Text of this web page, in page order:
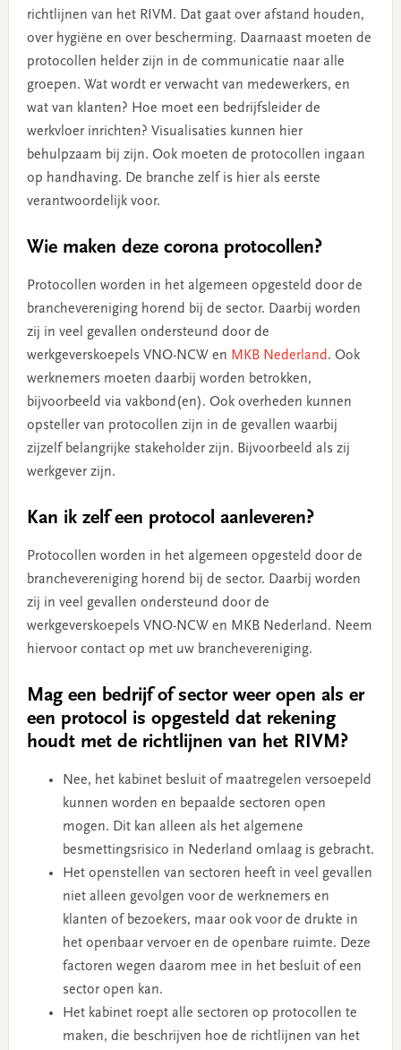
richtlijnen van het RIVM. Dat gaat over afstand houden,
over hygiëne en over bescherming. Daarnaast moeten de
protocollen helder zijn in de communicatie naar alle
groepen. Wat wordt er verwacht van medewerkers, en
wat van klanten? Hoe moet een bedrijfsleider de
werkvloer inrichten? Visualisaties kunnen hier
behulpzaam bij zijn. Ook moeten de protocollen ingaan
op handhaving. De branche zelf is hier als eerste
verantwoordelijk voor.
Wie maken deze corona protocollen?
Protocollen worden in het algemeen opgesteld door de
branchevereniging horend bij de sector. Daarbij worden
zij in veel gevallen ondersteund door de
werkgeverskoepels VNO-NCW en MKB Nederland. Ook
werknemers moeten daarbij worden betrokken,
bijvoorbeeld via vakbond(en). Ook overheden kunnen
opsteller van protocollen zijn in de gevallen waarbij
zijzelf belangrijke stakeholder zijn. Bijvoorbeeld als zij
werkgever zijn.
Kan ik zelf een protocol aanleveren?
Protocollen worden in het algemeen opgesteld door de
branchevereniging horend bij de sector. Daarbij worden
zij in veel gevallen ondersteund door de
werkgeverskoepels VNO-NCW en MKB Nederland. Neem
hiervoor contact op met uw branchevereniging.
Mag een bedrijf of sector weer open als er
een protocol is opgesteld dat rekening
houdt met de richtlijnen van het RIVM?
Nee, het kabinet besluit of maatregelen versoepeld
kunnen worden en bepaalde sectoren open
mogen. Dit kan alleen als het algemene
besmettingsrisico in Nederland omlaag is gebracht.
Het openstellen van sectoren heeft in veel gevallen
niet alleen gevolgen voor de werknemers en
klanten of bezoekers, maar ook voor de drukte in
het openbaar vervoer en de openbare ruimte. Deze
factoren wegen daarom mee in het besluit of een
sector open kan.
Het kabinet roept alle sectoren op protocollen te
maken, die beschrijven hoe de richtlijnen van het